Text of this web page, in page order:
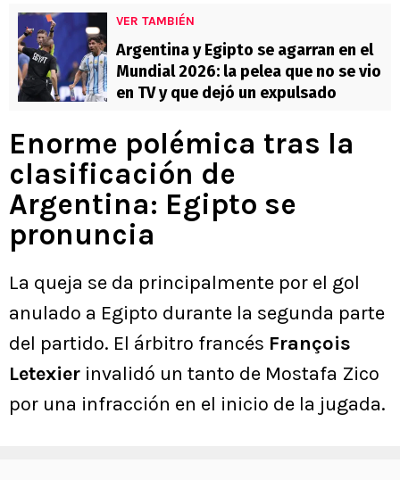
VER TAMBIÉN
Argentina y Egipto se agarran en el
Mundial 2026: la pelea que no se vio
en TV y que dejó un expulsado
Enorme polémica tras la
clasificación de
Argentina: Egipto se
pronuncia
La queja se da principalmente por el gol
anulado a Egipto durante la segunda parte
del partido. El árbitro francés François
Letexier invalidó un tanto de Mostafa Zico
por una infracción en el inicio de la jugada.